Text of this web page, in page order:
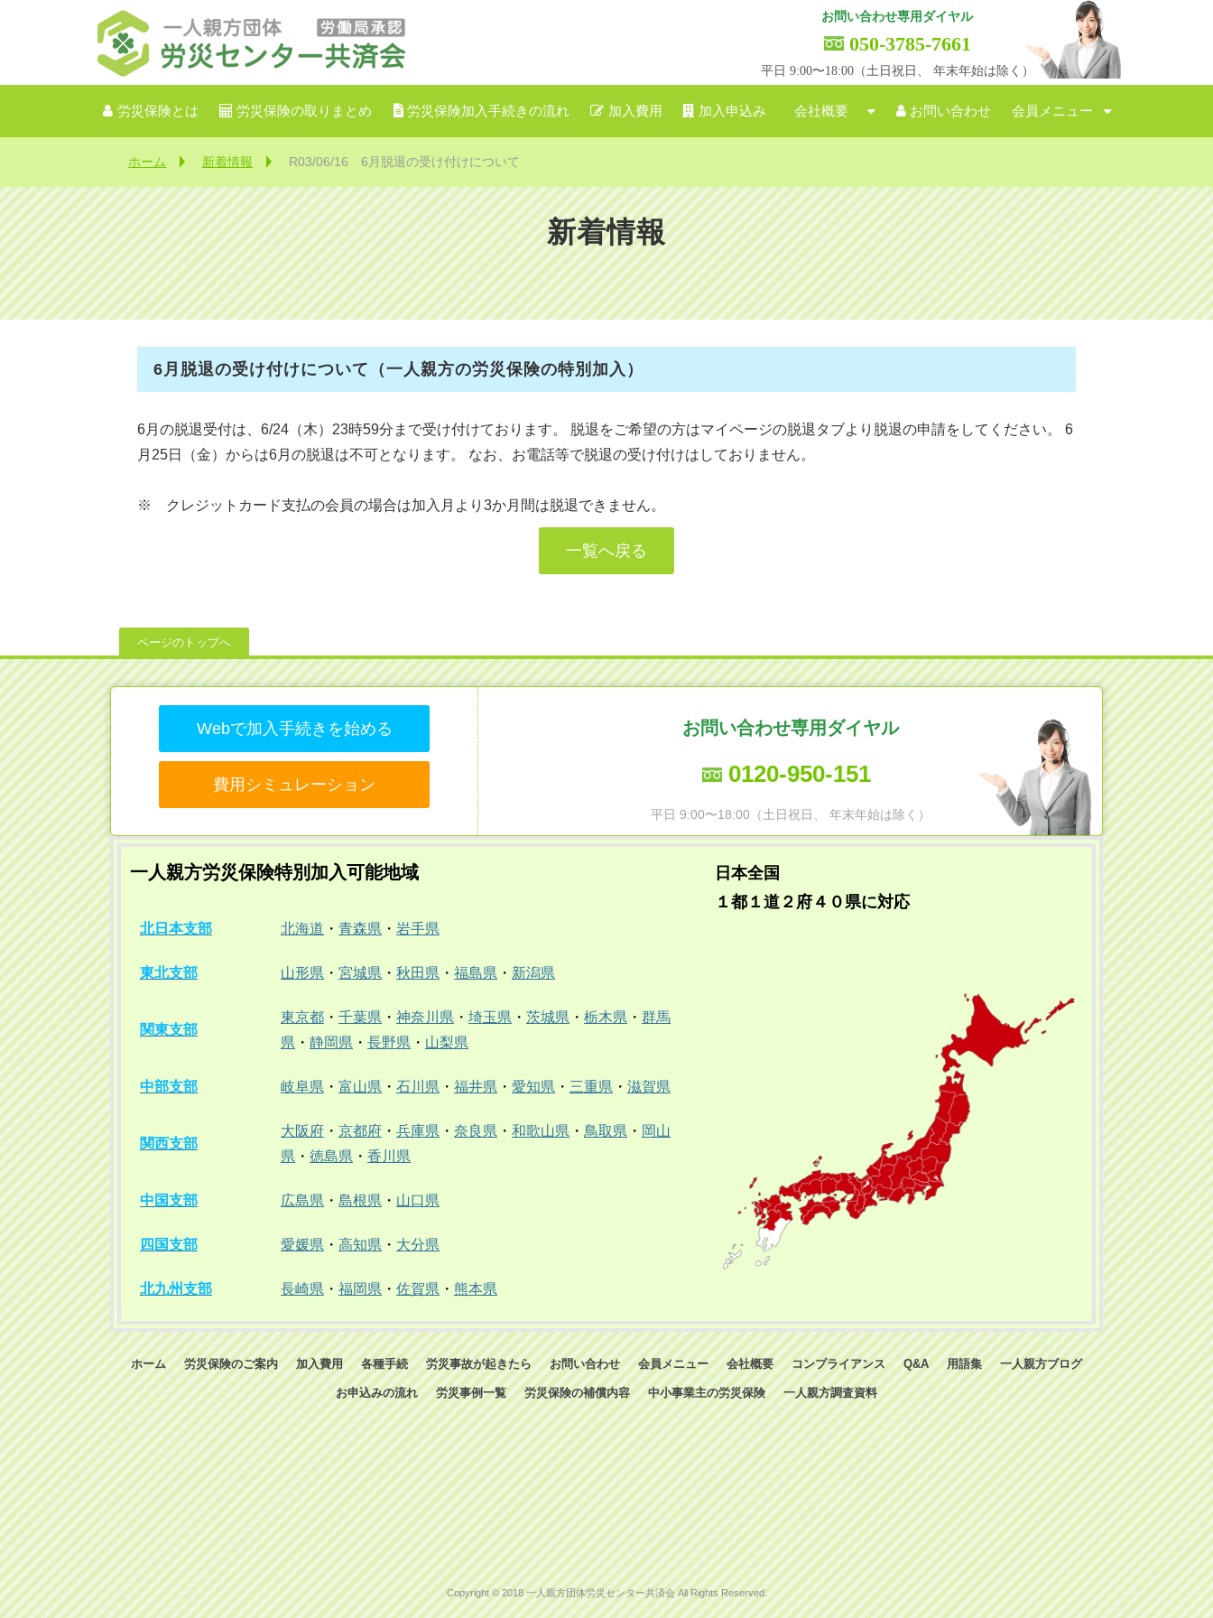
お問い合わせ専用ダイヤル
050-3785-7661
平日 9:00〜18:00（土日祝日、 年末年始は除く）
労災保険とは 労災保険の取りまとめ 労災保険加入手続きの流れ 加入費用 加入申込み 会社概要 お問い合わせ 会員メニュー
ホーム 新着情報 R03/06/16 6月脱退の受け付けについて
新着情報
6月脱退の受け付けについて（一人親方の労災保険の特別加入）
6月の脱退受付は、6/24（木）23時59分まで受け付けております。 脱退をご希望の方はマイページの脱退タブより脱退の申請をしてください。 6
月25日（金）からは6月の脱退は不可となります。 なお、お電話等で脱退の受け付けはしておりません。
※ クレジットカード支払の会員の場合は加入月より3か月間は脱退できません。
一覧へ戻る
ページのトップへ
Webで加入手続きを始める
費用シミュレーション
お問い合わせ専用ダイヤル
0120-950-151
平日 9:00〜18:00（土日祝日、 年末年始は除く）
一人親方労災保険特別加入可能地域
北日本支部 北海道 ・ 青森県 ・ 岩手県
東北支部 山形県 ・ 宮城県 ・ 秋田県 ・ 福島県 ・ 新潟県
関東支部
東京都 ・ 千葉県 ・ 神奈川県 ・ 埼玉県 ・ 茨城県 ・ 栃木県 ・ 群馬
県 ・ 静岡県 ・ 長野県 ・ 山梨県
中部支部 岐阜県 ・ 富山県 ・ 石川県 ・ 福井県 ・ 愛知県 ・ 三重県 ・ 滋賀県
関西支部
大阪府 ・ 京都府 ・ 兵庫県 ・ 奈良県 ・ 和歌山県 ・ 鳥取県 ・ 岡山
県 ・ 徳島県 ・ 香川県
中国支部 広島県 ・ 島根県 ・ 山口県
四国支部 愛媛県 ・ 高知県 ・ 大分県
北九州支部 長崎県 ・ 福岡県 ・ 佐賀県 ・ 熊本県
日本全国
１都１道２府４０県に対応
ホーム 労災保険のご案内 加入費用 各種手続 労災事故が起きたら お問い合わせ 会員メニュー 会社概要 コンプライアンス Q&A 用語集 一人親方ブログ
お申込みの流れ 労災事例一覧 労災保険の補償内容 中小事業主の労災保険 一人親方調査資料
Copyright © 2018 一人親方団体労災センター共済会 All Rights Reserved.